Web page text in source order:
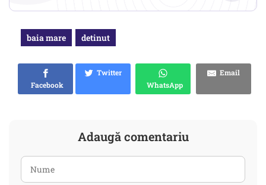
baia mare detinut
Facebook
Twitter
WhatsApp
Email
Adaugă comentariu